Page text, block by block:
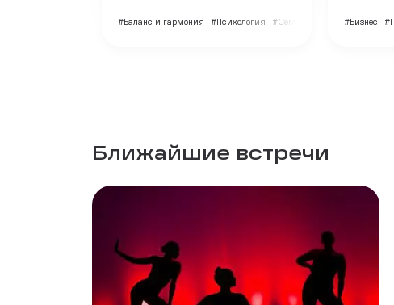
#Баланс и гармония #Психология #Семья и дети #Бизнес
Ближайшие встречи